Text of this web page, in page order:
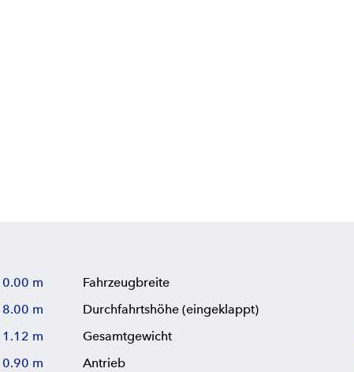
m
8.00 m
m
0.90 m
Fahrzeugbreite
Durchfahrtshöhe (eingeklappt)
Gesamtgewicht
Antrieb